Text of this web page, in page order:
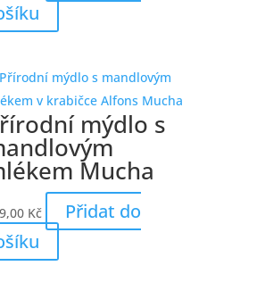
mýdlo s
Mucha
Kč
Přidat do